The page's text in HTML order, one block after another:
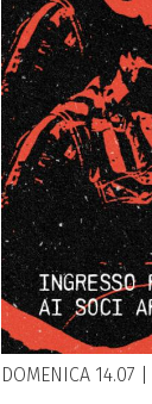
DOMENICA 14.07